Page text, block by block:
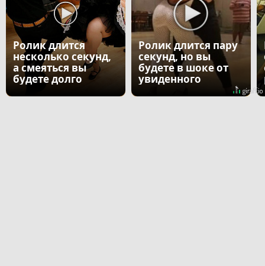
Ролик длится
несколько секунд,
а смеяться вы
будете долго
Ролик длится пару
секунд, но вы
будете в шоке от
увиденного